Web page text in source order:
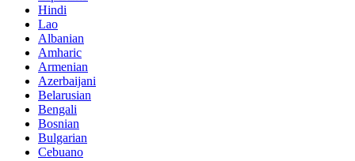
Hindi
Lao
Albanian
Amharic
Armenian
Azerbaijani
Belarusian
Bengali
Bosnian
Bulgarian
Cebuano